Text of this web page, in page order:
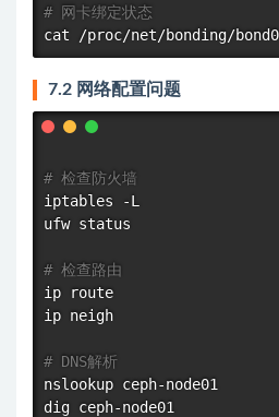
# 网卡绑定状态
cat
7.2 网络配置问题
# 检查防火墙
iptables -L
ufw status
# 检查路由
ip route
ip neigh
# DNS解析
nslookup
dig